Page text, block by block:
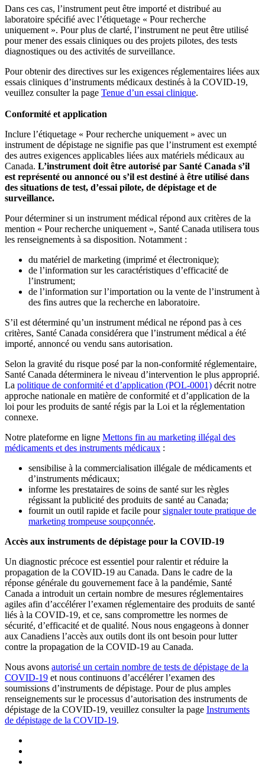
Dans ces cas, l’instrument peut être importé et distribué au
laboratoire spécifié avec l’étiquetage « Pour recherche
uniquement ». Pour plus de clarté, l’instrument ne peut être utilisé
pour mener des essais cliniques ou des projets pilotes, des tests
diagnostiques ou des activités de surveillance.
Pour obtenir des directives sur les exigences réglementaires liées aux
essais cliniques d’instruments médicaux destinés à la COVID-19,
veuillez consulter la page Tenue d’un essai clinique.
Conformité et application
Inclure l’étiquetage « Pour recherche uniquement » avec un
instrument de dépistage ne signifie pas que l’instrument est exempté
des autres exigences applicables liées aux matériels médicaux au
Canada. L’instrument doit être autorisé par Santé Canada s’il
est représenté ou annoncé ou s’il est destiné à être utilisé dans
des situations de test, d’essai pilote, de dépistage et de
surveillance.
Pour déterminer si un instrument médical répond aux critères de la
mention « Pour recherche uniquement », Santé Canada utilisera tous
les renseignements à sa disposition. Notamment :
du matériel de marketing (imprimé et électronique);
de l’information sur les caractéristiques d’efficacité de
l’instrument;
de l’information sur l’importation ou la vente de l’instrument à
des fins autres que la recherche en laboratoire.
S’il est déterminé qu’un instrument médical ne répond pas à ces
critères, Santé Canada considérera que l’instrument médical a été
importé, annoncé ou vendu sans autorisation.
Selon la gravité du risque posé par la non-conformité réglementaire,
Santé Canada déterminera le niveau d’intervention le plus approprié.
La politique de conformité et d’application (POL-0001) décrit notre
approche nationale en matière de conformité et d’application de la
loi pour les produits de santé régis par la Loi et la réglementation
connexe.
Notre plateforme en ligne Mettons fin au marketing illégal des
médicaments et des instruments médicaux :
sensibilise à la commercialisation illégale de médicaments et
d’instruments médicaux;
informe les prestataires de soins de santé sur les règles
régissant la publicité des produits de santé au Canada;
fournit un outil rapide et facile poursignaler toute pratique de
marketing trompeuse soupçonnée.
Accès aux instruments de dépistage pour la COVID-19
Un diagnostic précoce est essentiel pour ralentir et réduire la
propagation de la COVID-19 au Canada. Dans le cadre de la
réponse générale du gouvernement face à la pandémie, Santé
Canada a introduit un certain nombre de mesures réglementaires
agiles afin d’accélérer l’examen réglementaire des produits de santé
liés à la COVID-19, et ce, sans compromettre les normes de
sécurité, d’efficacité et de qualité. Nous nous engageons à donner
aux Canadiens l’accès aux outils dont ils ont besoin pour lutter
contre la propagation de la COVID-19 au Canada.
Nous avons autorisé un certain nombre de tests de dépistage de la
COVID-19 et nous continuons d’accélérer l’examen des
soumissions d’instruments de dépistage. Pour de plus amples
renseignements sur le processus d’autorisation des instruments de
dépistage de la COVID-19, veuillez consulter la page Instruments
de dépistage de la COVID-19.